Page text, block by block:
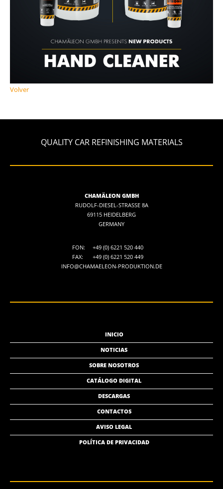
Volver
QUALITY CAR REFINISHING MATERIALS
CHAMÄLEON GMBH
RUDOLF-DIESEL-STRASSE 8A
69115 HEIDELBERG
GERMANY
FON:
+49 (0) 6221 520 440
FAX:
+49 (0) 6221 520 449
INFO@CHAMAELEON-PRODUKTION.DE
INICIO
NOTICIAS
SOBRE NOSOTROS
CATÁLOGO DIGITAL
DESCARGAS
CONTACTOS
AVISO LEGAL
POLÍTICA DE PRIVACIDAD